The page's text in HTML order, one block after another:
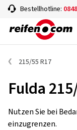
Bestellhotline:
215/55 R17
Fulda
Nutzen Sie bei
einzugrenzen.